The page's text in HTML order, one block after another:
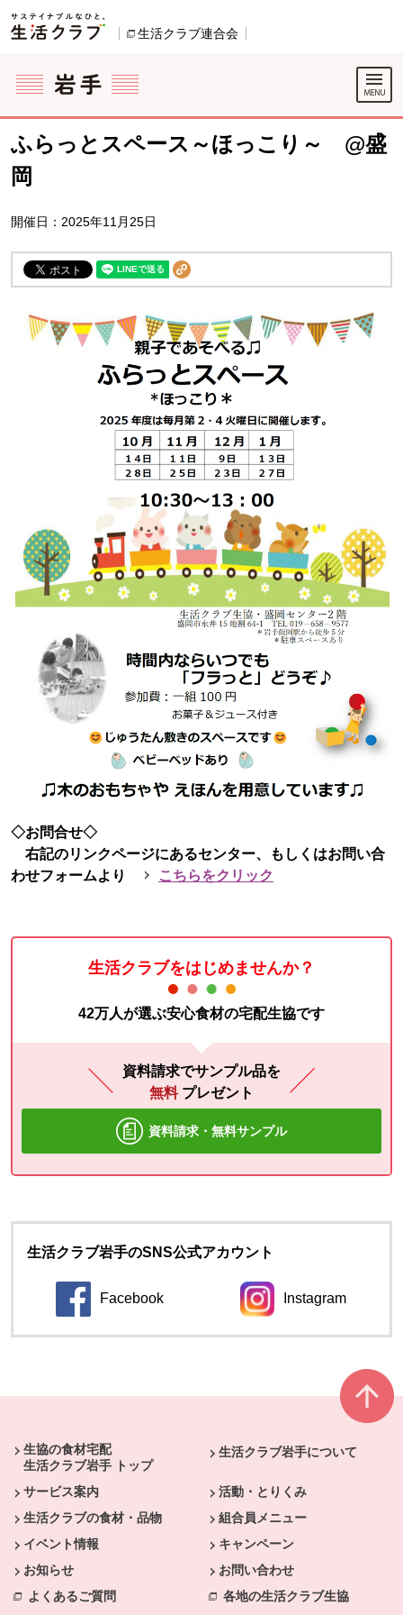
ページの先頭です。
生活クラブ連合会
ふらっとスペース～ほっこり～ @盛
岡
開催日：2025年11月25日
◇お問合せ◇
右記のリンクページにあるセンター、もしくはお問い合
わせフォームより
こちらをクリック
生活クラブをはじめませんか？
42万人が選ぶ安心食材の宅配生協です
資料請求でサンプル品を
無料 プレゼント
資料請求・無料サンプル
生活クラブ岩手のSNS公式アカウント
Facebook Instagram
生協の食材宅配
生活クラブ岩手 トップ
生活クラブ岩手について
サービス案内
活動・とりくみ
生活クラブの食材・品物
組合員メニュー
イベント情報
キャンペーン
お知らせ
お問い合わせ
よくあるご質問
各地の生活クラブ生協